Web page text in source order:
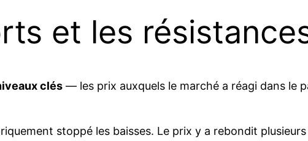
et les
clés — les prix auxquels le marché a réagi dans le
stoppé les baisses. Le prix y a rebondit